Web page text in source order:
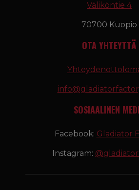
Väliköntie 4
70700 Kuopio
OTA YHTEYTTÄ
SOSIAALINEN
Facebook: Gladiator
Instagram: